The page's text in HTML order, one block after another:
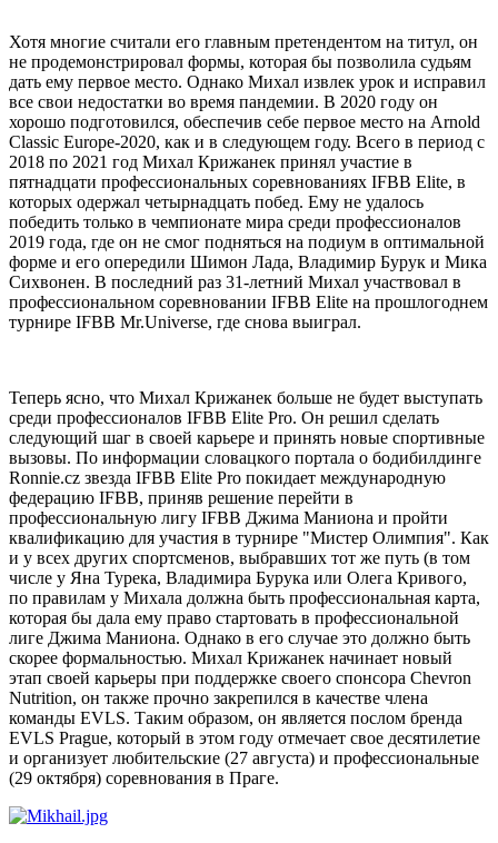
Хотя многие считали его главным претендентом на титул, он
не продемонстрировал формы, которая бы позволила судьям
дать ему первое место. Однако Михал извлек урок и исправил
все свои недостатки во время пандемии. В 2020 году он
хорошо подготовился, обеспечив себе первое место на Arnold
Classic Europe-2020, как и в следующем году. Всего в период с
2018 по 2021 год Михал Крижанек принял участие в
пятнадцати профессиональных соревнованиях IFBB Elite, в
которых одержал четырнадцать побед. Ему не удалось
победить только в чемпионате мира среди профессионалов
2019 года, где он не смог подняться на подиум в оптимальной
форме и его опередили Шимон Лада, Владимир Бурук и Мика
Сихвонен. В последний раз 31-летний Михал участвовал в
профессиональном соревновании IFBB Elite на прошлогоднем
турнире IFBB Mr.Universe, где снова выиграл.
Теперь ясно, что Михал Крижанек больше не будет выступать
среди профессионалов IFBB Elite Pro. Он решил сделать
следующий шаг в своей карьере и принять новые спортивные
вызовы. По информации словацкого портала о бодибилдинге
Ronnie.cz звезда IFBB Elite Pro покидает международную
федерацию IFBB, приняв решение перейти в
профессиональную лигу IFBB Джима Маниона и пройти
квалификацию для участия в турнире "Мистер Олимпия". Как
и у всех других спортсменов, выбравших тот же путь (в том
числе у Яна Турека, Владимира Бурука или Олега Кривого,
по правилам у Михала должна быть профессиональная карта,
которая бы дала ему право стартовать в профессиональной
лиге Джима Маниона. Однако в его случае это должно быть
скорее формальностью. Михал Крижанек начинает новый
этап своей карьеры при поддержке своего спонсора Chevron
Nutrition, он также прочно закрепился в качестве члена
команды EVLS. Таким образом, он является послом бренда
EVLS Prague, который в этом году отмечает свое десятилетие
и организует любительские (27 августа) и профессиональные
(29 октября) соревнования в Праге.